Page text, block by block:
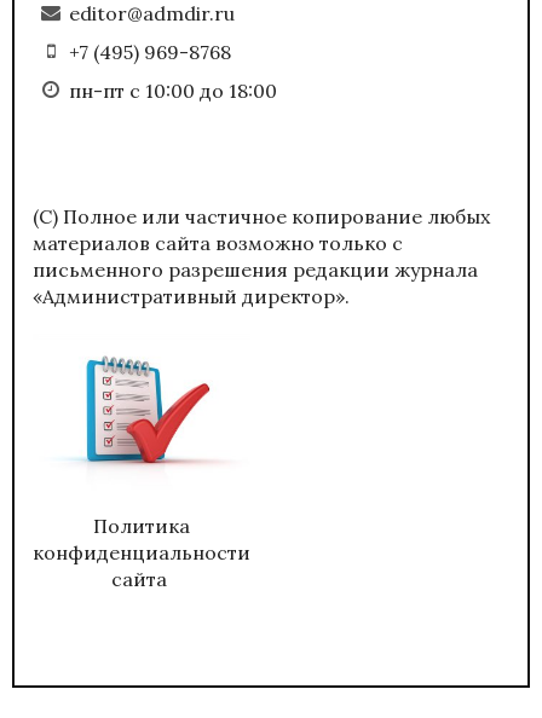
editor@admdir.ru
+7 (495) 969-8768
пн-пт с 10:00 до 18:00
(С) Полное или частичное копирование любых
материалов сайта возможно только с
письменного разрешения редакции журнала
«Административный директор».
Политика
конфиденциальности
сайта